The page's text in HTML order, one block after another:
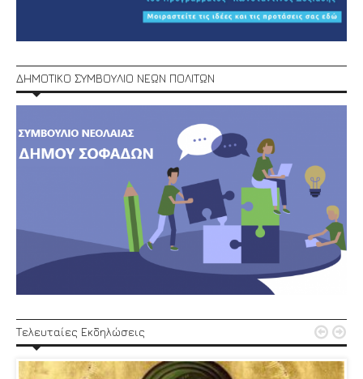
ΔΗΜΟΤΙΚΟ ΣΥΜΒΟΥΛΙΟ ΝΕΩΝ ΠΟΛΙΤΩΝ
Τελευταίες Εκδηλώσεις  